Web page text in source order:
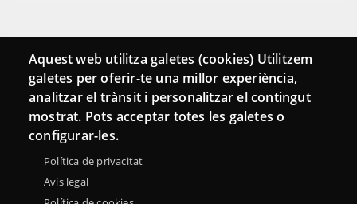
Connecta
Bustia de contacte
Butlletins
Aquest web utilitza galetes (cookies) Utilitzem
galetes per oferir-te una millor experiència,
analitzar el trànsit i personalitzar el contingut
mostrat. Pots acceptar totes les galetes o
configurar-les.
Política de privacitat
Avís legal